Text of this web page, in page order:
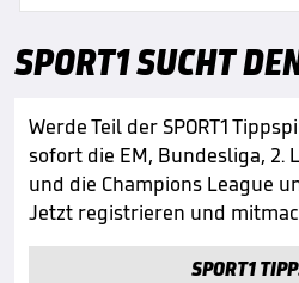
SPORT1 SUCHT
Werde Teil der SPORT1
sofort die EM, Bundesliga, 2.
und die Champions League
Jetzt registrieren und
SPORT1